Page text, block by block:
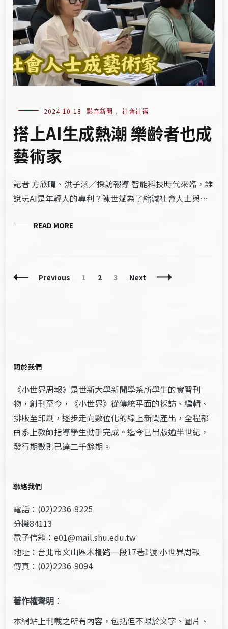
2024-10-18 影音新聞 , 社會社福
搭上AI生成熱潮 樂齡者也成
藝術家
記者 方欣晴、洪子涵／採訪報導 智能科技時代來臨，誰
說玩AI是年輕人的專利？陳世斌為了縮減社會人士與…
READ MORE
Posts
Previous Page
1 Page
2 Page
3 Next
關於我們
《小世界周報》是世新大學新聞學系所學生的實習刊
物，創刊至今，《小世界》從傳統平面的採訪、編輯、
排版至印刷，逐步走向數位化的線上新聞產出，全程都
由系上教師指導學生動手完成。迄今已出版逾半世紀，
發行期數則已達二千餘期。
聯絡我們
電話：(02)2236-8225
分機84113
電子信箱：e01@mail.shu.edu.tw
地址：台北市文山區木柵路一段17巷1號 小世界周報
傳真：(02)2236-9094
著作權聲明 ：
本網站上刊載之所有內容，包括但不限於文字、圖片、